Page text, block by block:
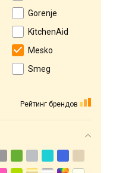
Gorenje
KitchenAid
Mesko
Smeg
Рейтинг брендов